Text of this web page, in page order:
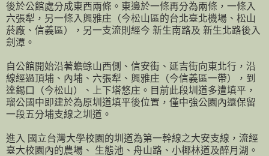
後於公館處分成東西兩條。東邊於一條再分為兩條，一條入
六張犁，另一條入興雅庄（今松山區的台北臺北機場、松山
菸廠、信義區），另一支流則經今 新生南路及 新生北路後入
劍潭。
自公館開始沿著蟾蜍山西側、信安街、延吉街向東北行，沿
線經過頂埔、內埔、六張犁、興雅庄（今信義區一帶），到
達錫口（今松山）、上下塔悠庄。目前此段圳道多遭填平，
瑠公國中即建於為原圳道填平後位置，僅中強公園內還保留
一段五分埔支線之圳道。
進入 國立台灣大學校園的圳道為第一幹線之大安支線，流經
臺大校園內的農場、 生態池、舟山路、小椰林道及醉月湖。